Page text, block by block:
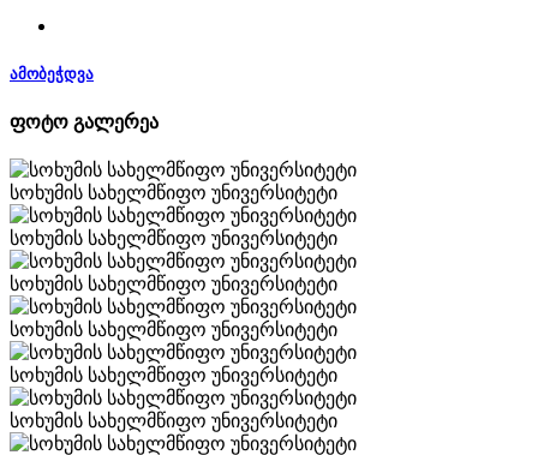
ამობეჭდვა
ფოტო გალერეა
სოხუმის სახელმწიფო უნივერსიტეტი
სოხუმის სახელმწიფო უნივერსიტეტი
სოხუმის სახელმწიფო უნივერსიტეტი
სოხუმის სახელმწიფო უნივერსიტეტი
სოხუმის სახელმწიფო უნივერსიტეტი
სოხუმის სახელმწიფო უნივერსიტეტი